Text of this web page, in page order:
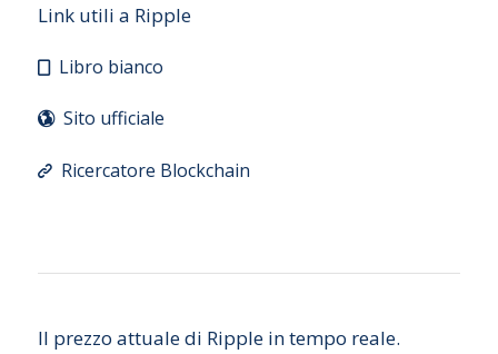
Link utili a Ripple
Libro bianco
Sito ufficiale
Ricercatore Blockchain
Il prezzo attuale di Ripple in tempo reale.